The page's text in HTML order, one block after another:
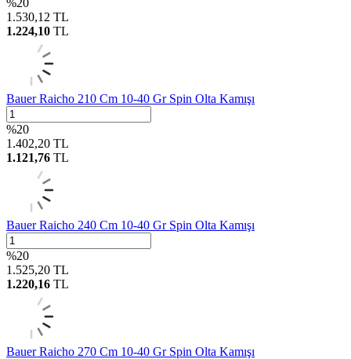
%20
1.530,12 TL
1.224,10 TL
Bauer Raicho 210 Cm 10-40 Gr Spin Olta Kamışı
%20
1.402,20 TL
1.121,76 TL
Bauer Raicho 240 Cm 10-40 Gr Spin Olta Kamışı
%20
1.525,20 TL
1.220,16 TL
Bauer Raicho 270 Cm 10-40 Gr Spin Olta Kamışı